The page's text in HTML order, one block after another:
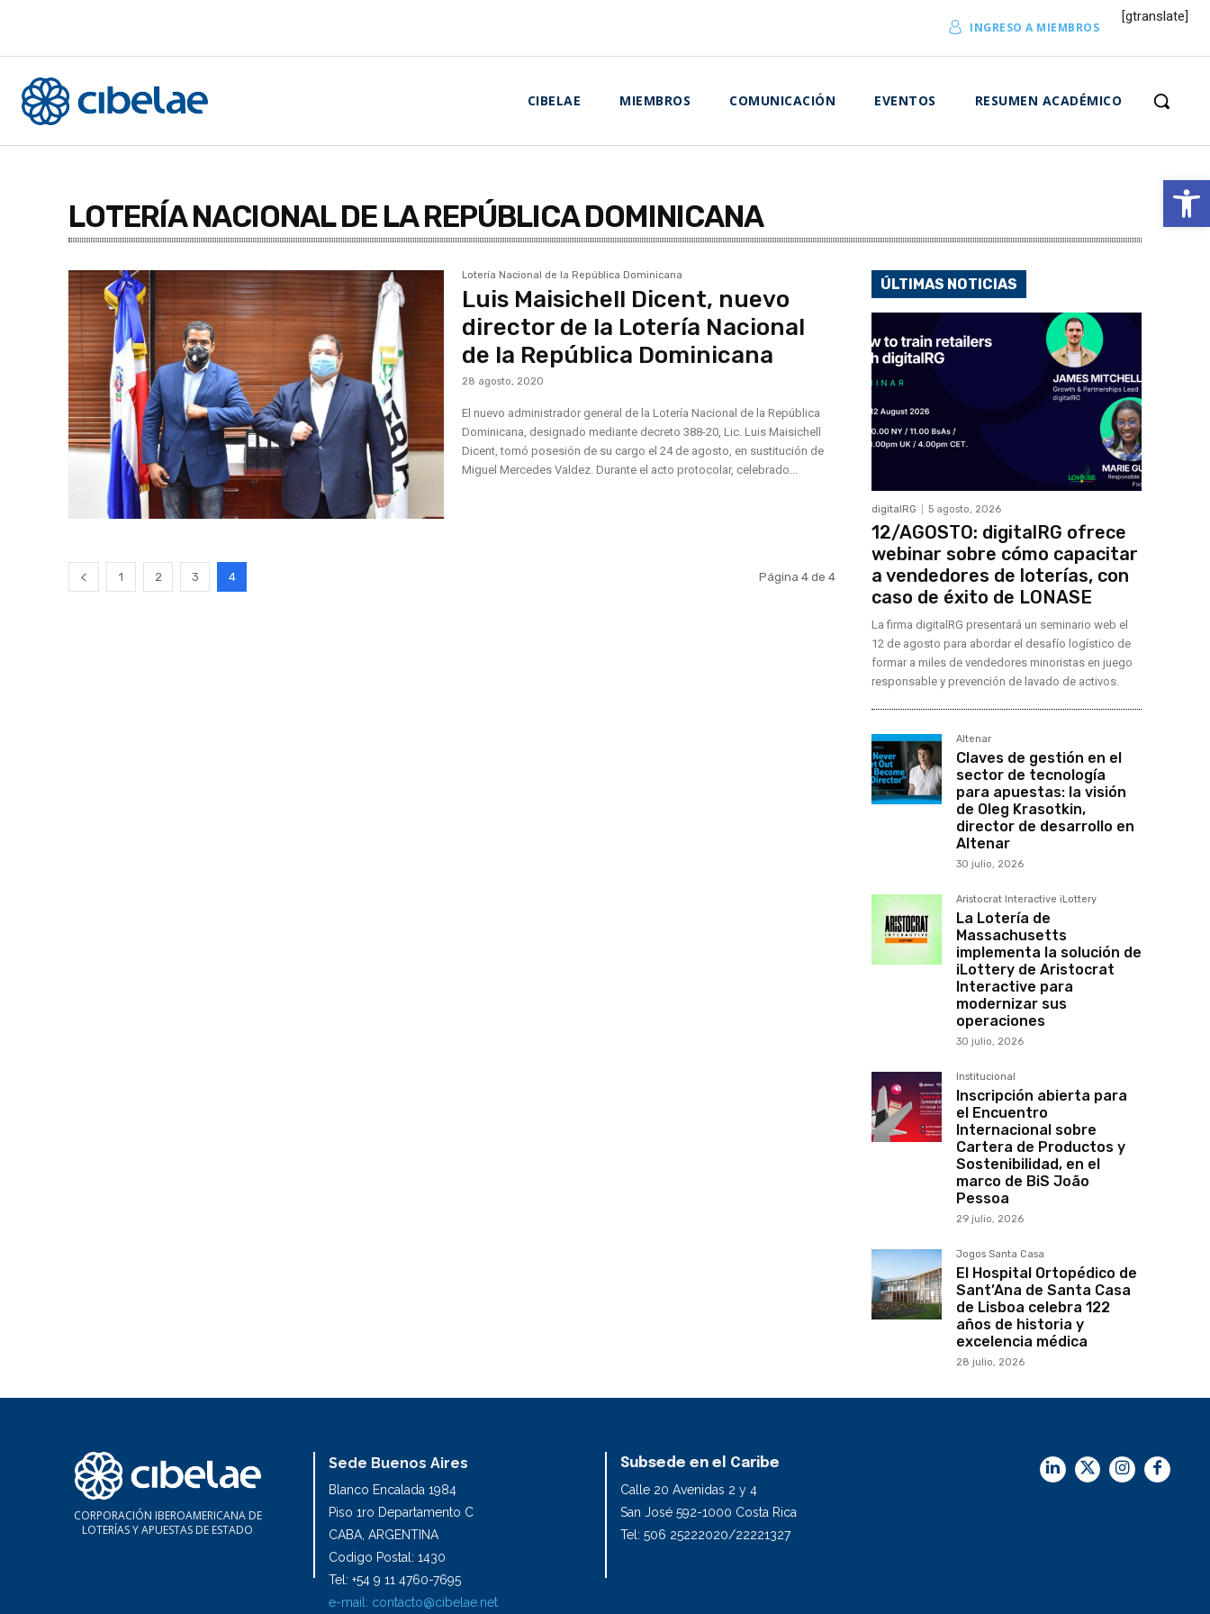
Abrir
INGRESO A MIEMBROS
[gtranslate]
CIBELAE MIEMBROS COMUNICACIÓN EVENTOS RESUMEN ACADÉMICO
LOTERÍA NACIONAL DE LA REPÚBLICA DOMINICANA
Lotería Nacional de la República Dominicana
Luis Maisichell Dicent, nuevo
director de la Lotería Nacional
de la República Dominicana
28 agosto, 2020
El nuevo administrador general de la Lotería Nacional de la República
Dominicana, designado mediante decreto 388-20, Lic. Luis Maisichell
Dicent, tomó posesión de su cargo el 24 de agosto, en sustitución de
Miguel Mercedes Valdez. Durante el acto protocolar, celebrado...
1 2 3 4 Página 4 de 4
ÚLTIMAS NOTICIAS
digitalRG 5 agosto, 2026
12/AGOSTO: digitalRG ofrece
webinar sobre cómo capacitar
a vendedores de loterías, con
caso de éxito de LONASE
La firma digitalRG presentará un seminario web el
12 de agosto para abordar el desafío logístico de
formar a miles de vendedores minoristas en juego
responsable y prevención de lavado de activos.
Altenar
Claves de gestión en el
sector de tecnología
para apuestas: la visión
de Oleg Krasotkin,
director de desarrollo en
Altenar
30 julio, 2026
Aristocrat Interactive iLottery
La Lotería de
Massachusetts
implementa la solución de
iLottery de Aristocrat
Interactive para
modernizar sus
operaciones
30 julio, 2026
Institucional
Inscripción abierta para
el Encuentro
Internacional sobre
Cartera de Productos y
Sostenibilidad, en el
marco de BiS João
Pessoa
29 julio, 2026
Jogos Santa Casa
El Hospital Ortopédico de
Sant’Ana de Santa Casa
de Lisboa celebra 122
años de historia y
excelencia médica
28 julio, 2026
CORPORACIÓN IBEROAMERICANA DE
LOTERÍAS Y APUESTAS DE ESTADO
Sede Buenos Aires
Blanco Encalada 1984
Piso 1ro Departamento C
CABA, ARGENTINA
Codigo Postal: 1430
Tel: +54 9 11 4760-7695
e-mail: contacto@cibelae.net
Subsede en el Caribe
Calle 20 Avenidas 2 y 4
San José 592-1000 Costa Rica
Tel: 506 25222020/22221327